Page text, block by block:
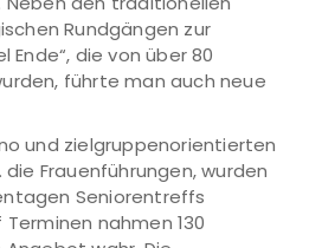
Rundgängen zur
Ende“, die von über 80
führte man auch neue
und zielgruppenorientierten
Frauenführungen, wurden
Seniorentreffs
nahmen 130